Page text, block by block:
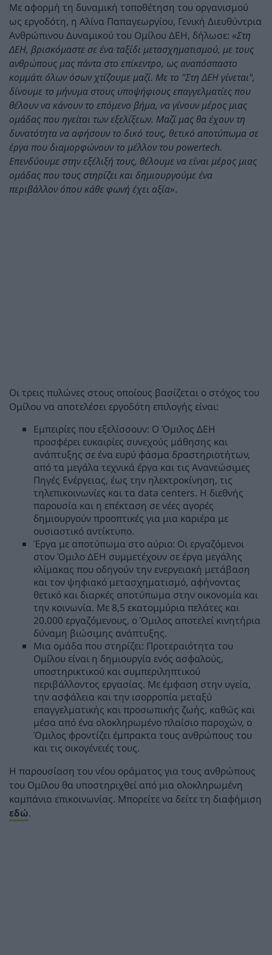
Με αφορμή τη δυναμική τοποθέτηση του οργανισμού
ως εργοδότη, η Αλίνα Παπαγεωργίου, Γενική Διευθύντρια
Ανθρώπινου Δυναμικού του Ομίλου ΔΕΗ, δήλωσε: «Στη
ΔΕΗ, βρισκόμαστε σε ένα ταξίδι μετασχηματισμού, με τους
ανθρώπους μας πάντα στο επίκεντρο, ως αναπόσπαστο
κομμάτι όλων όσων χτίζουμε μαζί. Με το "Στη ΔΕΗ γίνεται",
δίνουμε το μήνυμα στους υποψήφιους επαγγελματίες που
θέλουν να κάνουν το επόμενο βήμα, να γίνουν μέρος μιας
ομάδας που ηγείται των εξελίξεων. Μαζί μας θα έχουν τη
δυνατότητα να αφήσουν το δικό τους, θετικό αποτύπωμα σε
έργα που διαμορφώνουν το μέλλον του powertech.
Επενδύουμε στην εξέλιξή τους, θέλουμε να είναι μέρος μιας
ομάδας που τους στηρίζει και δημιουργούμε ένα
περιβάλλον όπου κάθε φωνή έχει αξία».
Οι τρεις πυλώνες στους οποίους βασίζεται ο στόχος του
Ομίλου να αποτελέσει εργοδότη επιλογής είναι:
Εμπειρίες που εξελίσσουν: Ο Όμιλος ΔΕΗ
προσφέρει ευκαιρίες συνεχούς μάθησης και
ανάπτυξης σε ένα ευρύ φάσμα δραστηριοτήτων,
από τα μεγάλα τεχνικά έργα και τις Ανανεώσιμες
Πηγές Ενέργειας, έως την ηλεκτροκίνηση, τις
τηλεπικοινωνίες και τα data centers. Η διεθνής
παρουσία και η επέκταση σε νέες αγορές
δημιουργούν προοπτικές για μια καριέρα με
ουσιαστικό αντίκτυπο.
Έργα με αποτύπωμα στο αύριο: Οι εργαζόμενοι
στον Όμιλο ΔΕΗ συμμετέχουν σε έργα μεγάλης
κλίμακας που οδηγούν την ενεργειακή μετάβαση
και τον ψηφιακό μετασχηματισμό, αφήνοντας
θετικό και διαρκές αποτύπωμα στην οικονομία και
την κοινωνία. Με 8,5 εκατομμύρια πελάτες και
20.000 εργαζόμενους, ο Όμιλος αποτελεί κινητήρια
δύναμη βιώσιμης ανάπτυξης.
Μια ομάδα που στηρίζει: Προτεραιότητα του
Ομίλου είναι η δημιουργία ενός ασφαλούς,
υποστηρικτικού και συμπεριληπτικού
περιβάλλοντος εργασίας. Με έμφαση στην υγεία,
την ασφάλεια και την ισορροπία μεταξύ
επαγγελματικής και προσωπικής ζωής, καθώς και
μέσα από ένα ολοκληρωμένο πλαίσιο παροχών, ο
Όμιλος φροντίζει έμπρακτα τους ανθρώπους του
και τις οικογένειές τους.
Η παρουσίαση του νέου οράματος για τους ανθρώπους
του Ομίλου θα υποστηριχθεί από μια ολοκληρωμένη
καμπάνια επικοινωνίας. Μπορείτε να δείτε τη διαφήμιση
εδώ.